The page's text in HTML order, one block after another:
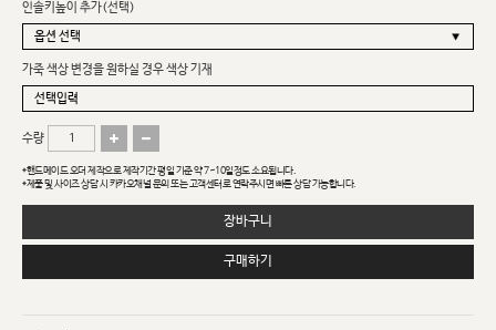
인솔키높이 추가(선택)
가죽 색상 변경을 원하실 경우 색상 기재
수량
*핸드메이드 오더 제작으로 제작기간 평일 기준 약 7~10일정도 소요됩니다.
*제품 및 사이즈 상담 시 카카오채널 문의 또는 고객센터로 연락주시면 빠른 상담 가능합니다.
장바구니
구매하기